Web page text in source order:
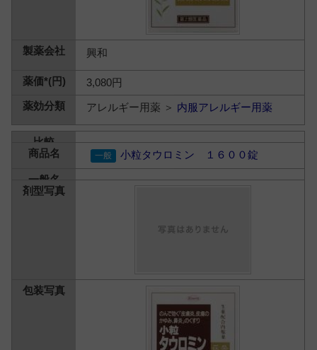
興和
3,080円
アレルギー用薬 ＞ 内服アレルギー用薬
小粒タウロミン １６００錠